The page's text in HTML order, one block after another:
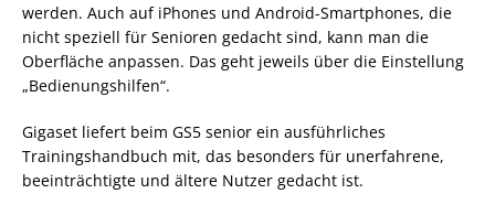
werden. Auch auf iPhones und Android-Smartphones, die
nicht speziell für Senioren gedacht sind, kann man die
Oberfläche anpassen. Das geht jeweils über die Einstellung
„Bedienungshilfen“.
Gigaset liefert beim GS5 senior ein ausführliches
Trainingshandbuch mit, das besonders für unerfahrene,
beeinträchtigte und ältere Nutzer gedacht ist.